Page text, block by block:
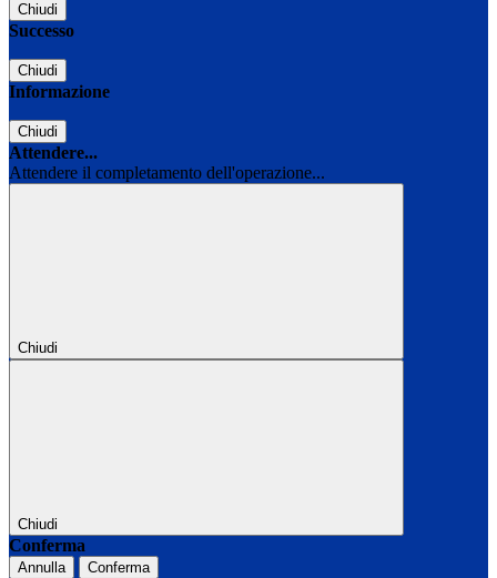
Chiudi
Successo
Chiudi
Informazione
Chiudi
Attendere...
Attendere il completamento dell'operazione...
Chiudi
Chiudi
Conferma
Annulla Conferma